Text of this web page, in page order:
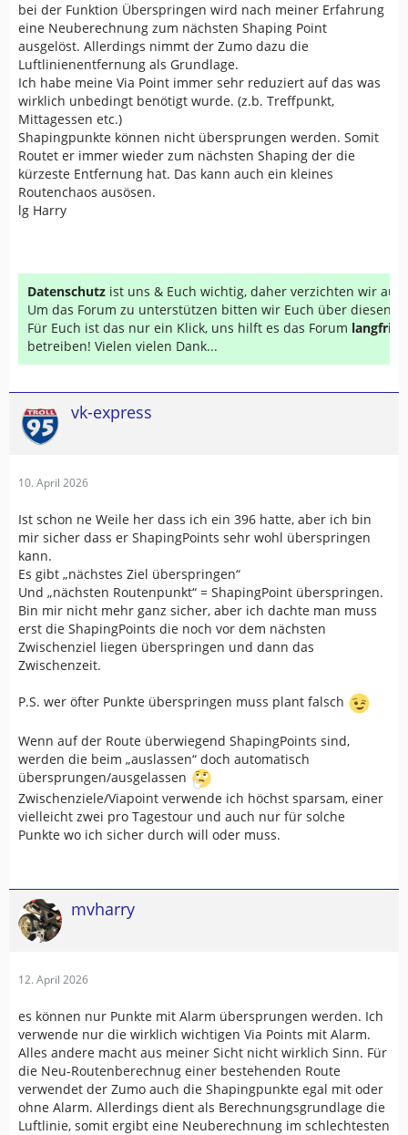
bei der Funktion Überspringen wird nach meiner Erfahrung
eine Neuberechnung zum nächsten Shaping Point
ausgelöst. Allerdings nimmt der Zumo dazu die
Luftlinienentfernung als Grundlage.
Ich habe meine Via Point immer sehr reduziert auf das was
wirklich unbedingt benötigt wurde. (z.b. Treffpunkt,
Mittagessen etc.)
Shapingpunkte können nicht übersprungen werden. Somit
Routet er immer wieder zum nächsten Shaping der die
kürzeste Entfernung hat. Das kann auch ein kleines
Routenchaos ausösen.
lg Harry
Datenschutz ist uns & Euch wichtig, daher verzichten wir auf
Um das Forum zu unterstützen bitten wir Euch über diesen
Für Euch ist das nur ein Klick, uns hilft es das Forum
betreiben! Vielen vielen Dank...
vk-express
10. April 2026
Ist schon ne Weile her dass ich ein 396 hatte, aber ich bin
mir sicher dass er ShapingPoints sehr wohl überspringen
kann.
Es gibt „nächstes Ziel überspringen“
Und „nächsten Routenpunkt“ = ShapingPoint überspringen.
Bin mir nicht mehr ganz sicher, aber ich dachte man muss
erst die ShapingPoints die noch vor dem nächsten
Zwischenziel liegen überspringen und dann das
Zwischenzeit.
P.S. wer öfter Punkte überspringen muss plant falsch
Wenn auf der Route überwiegend ShapingPoints sind,
werden die beim „auslassen“ doch automatisch
übersprungen/ausgelassen
Zwischenziele/Viapoint verwende ich höchst sparsam, einer
vielleicht zwei pro Tagestour und auch nur für solche
Punkte wo ich sicher durch will oder muss.
mvharry
12. April 2026
es können nur Punkte mit Alarm übersprungen werden. Ich
verwende nur die wirklich wichtigen Via Points mit Alarm.
Alles andere macht aus meiner Sicht nicht wirklich Sinn. Für
die Neu-Routenberechnug einer bestehenden Route
verwendet der Zumo auch die Shapingpunkte egal mit oder
ohne Alarm. Allerdings dient als Berechnungsgrundlage die
Luftlinie, somit ergibt eine Neuberechnung im schlechtesten